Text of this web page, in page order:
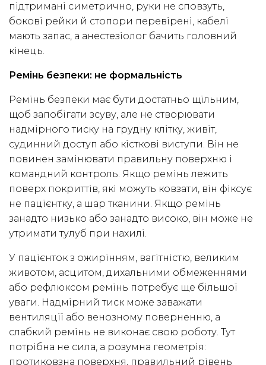
підтримані симетрично, руки не сповзуть,
бокові рейки й стопори перевірені, кабелі
мають запас, а анестезіолог бачить головний
кінець.
Ремінь безпеки: не формальність
Ремінь безпеки має бути достатньо щільним,
щоб запобігати зсуву, але не створювати
надмірного тиску на грудну клітку, живіт,
судинний доступ або кісткові виступи. Він не
повинен замінювати правильну поверхню і
командний контроль. Якщо ремінь лежить
поверх покриттів, які можуть ковзати, він фіксує
не пацієнтку, а шар тканини. Якщо ремінь
занадто низько або занадто високо, він може не
утримати тулуб при нахилі.
У пацієнток з ожирінням, вагітністю, великим
животом, асцитом, дихальними обмеженнями
або рефлюксом ремінь потребує ще більшої
уваги. Надмірний тиск може заважати
вентиляції або венозному поверненню, а
слабкий ремінь не виконає свою роботу. Тут
потрібна не сила, а розумна геометрія:
протиковзна поверхня, правильний рівень